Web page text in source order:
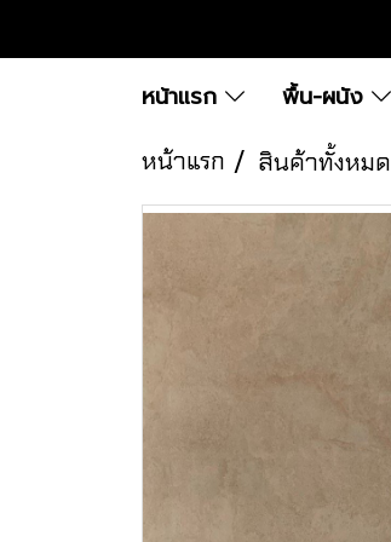
หน้าแรก พื้น-ผนัง
หน้าแรก สินค้าทั้งหมด